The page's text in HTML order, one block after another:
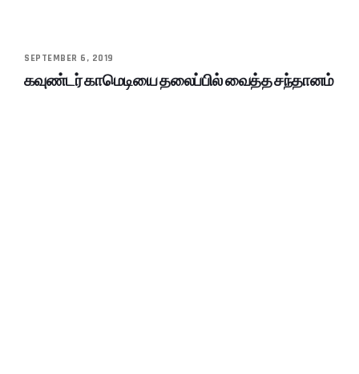
SEPTEMBER 6, 2019
கவுண்டர் காமெடியை தலைப்பில் வைத்த சந்தானம்